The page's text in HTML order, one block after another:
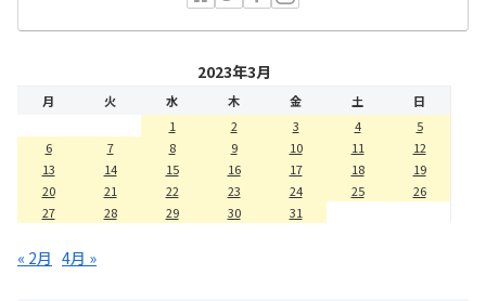
2023年3月
月 火 水 木 金 土
日
1
2 3 4
5
6
7 8 9 10 11
12
13
14 15 16 17 18
19
20
21 22 23 24 25
26
27
28 29 30 31
« 2月 4月 »